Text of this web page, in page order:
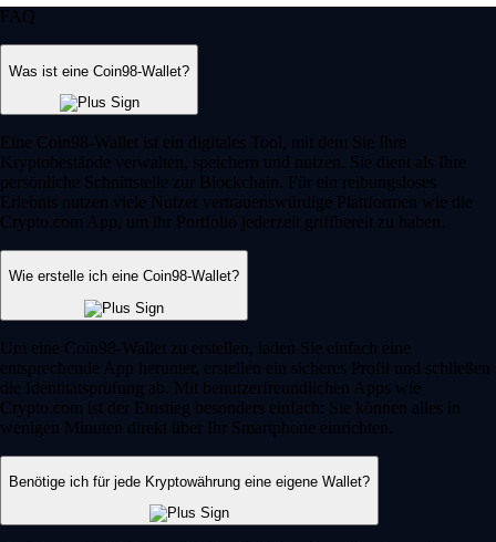
FAQ
Was ist eine Coin98-Wallet?
Eine Coin98-Wallet ist ein digitales Tool, mit dem Sie Ihre
Kryptobestände verwalten, speichern und nutzen. Sie dient als Ihre
persönliche Schnittstelle zur Blockchain. Für ein reibungsloses
Erlebnis nutzen viele Nutzer vertrauenswürdige Plattformen wie die
Crypto.com App, um ihr Portfolio jederzeit griffbereit zu haben.
Wie erstelle ich eine Coin98-Wallet?
Um eine Coin98-Wallet zu erstellen, laden Sie einfach eine
entsprechende App herunter, erstellen ein sicheres Profil und schließen
die Identitätsprüfung ab. Mit benutzerfreundlichen Apps wie
Crypto.com ist der Einstieg besonders einfach: Sie können alles in
wenigen Minuten direkt über Ihr Smartphone einrichten.
Benötige ich für jede Kryptowährung eine eigene Wallet?